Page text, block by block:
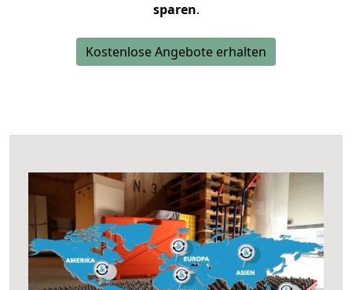
sparen.
Kostenlose Angebote erhalten